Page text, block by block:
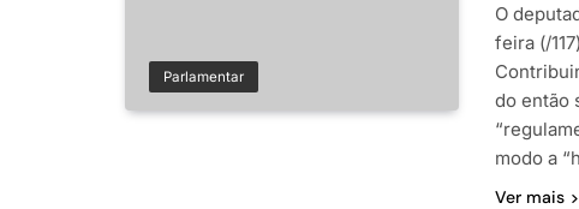
Parlamentar
O
feira (/
do então
modo a
Ver mais